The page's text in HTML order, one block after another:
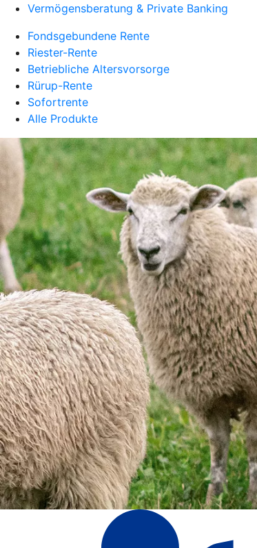
Vermögensberatung & Private Banking
Fondsgebundene Rente
Riester-Rente
Betriebliche Altersvorsorge
Rürup-Rente
Sofortrente
Alle Produkte